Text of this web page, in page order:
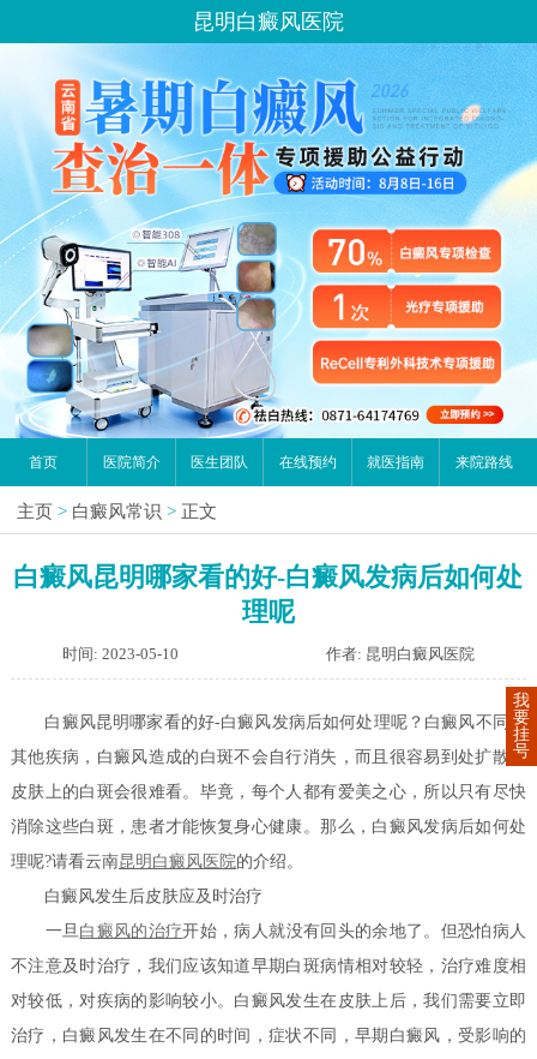
昆明白癜风医院
首页 医院简介 医生团队 在线预约 就医指南 来院路线
主页 > 白癜风常识 > 正文
白癜风昆明哪家看的好-白癜风发病后如何处
理呢
时间: 2023-05-10 作者: 昆明白癜风医院
白癜风昆明哪家看的好-白癜风发病后如何处理呢？白癜风不同于
其他疾病，白癜风造成的白斑不会自行消失，而且很容易到处扩散。
皮肤上的白斑会很难看。毕竟，每个人都有爱美之心，所以只有尽快
消除这些白斑，患者才能恢复身心健康。那么，白癜风发病后如何处
理呢?请看云南昆明白癜风医院的介绍。
白癜风发生后皮肤应及时治疗
一旦白癜风的治疗开始，病人就没有回头的余地了。但恐怕病人
不注意及时治疗，我们应该知道早期白斑病情相对较轻，治疗难度相
对较低，对疾病的影响较小。白癜风发生在皮肤上后，我们需要立即
治疗，白癜风发生在不同的时间，症状不同，早期白癜风，受影响的
我
要
挂
号